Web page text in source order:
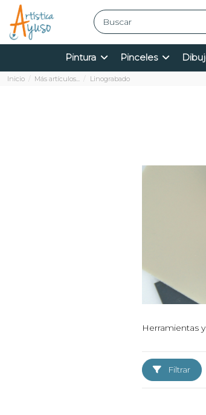
Pintura Pinceles
Inicio Más artículos... Linograbado
Herramientas
Filtrar